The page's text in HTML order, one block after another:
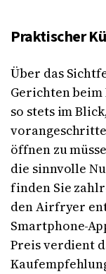
Praktischer
Über das
Gerichten
so stets im
öffnen zu
die sinnvolle
finden Sie
den Airfryer
Smartphone-
Preis verdient